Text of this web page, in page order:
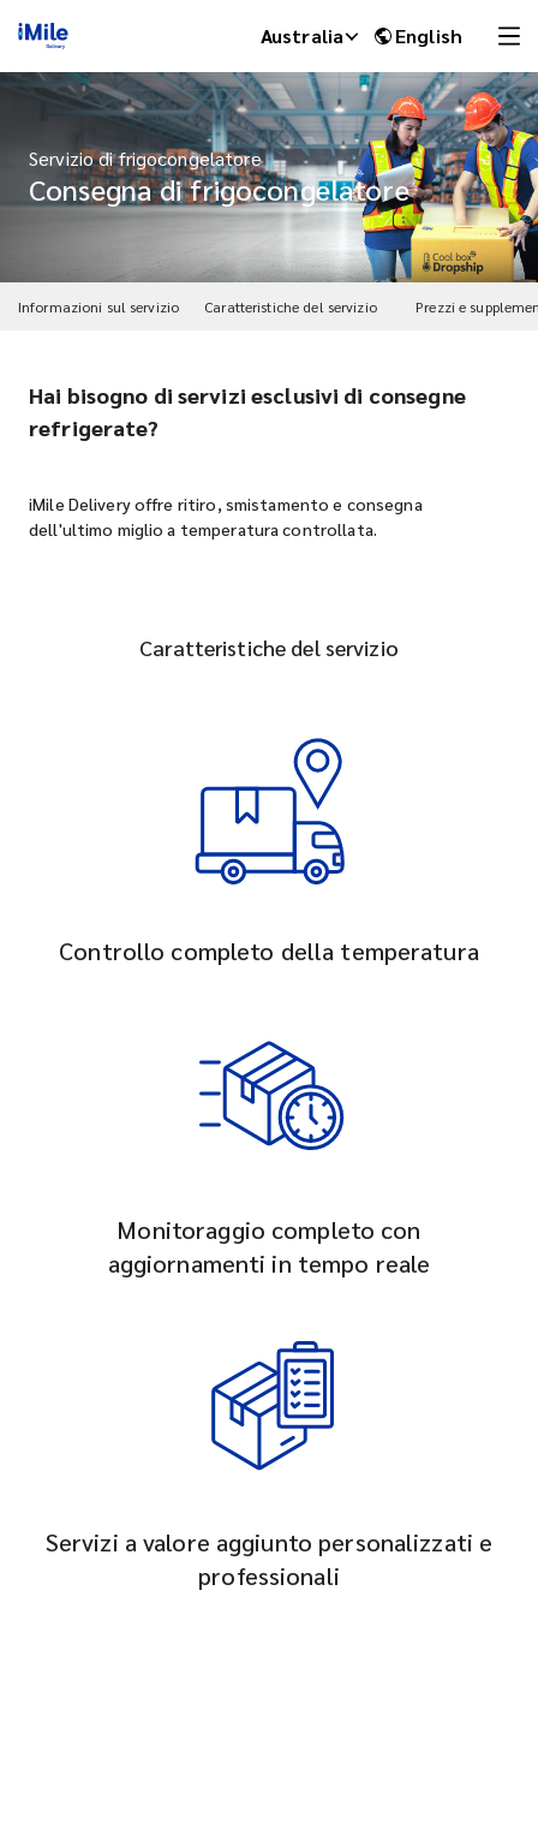
Australia English
Servizio di frigocongelatore
Consegna di frigocongelatore
Informazioni sul servizio Caratteristiche del servizio Prezzi e
Hai bisogno di servizi esclusivi di consegne
refrigerate?
iMile Delivery offre ritiro, smistamento e consegna
dell'ultimo miglio a temperatura controllata.
Caratteristiche del servizio
Controllo completo della temperatura
Monitoraggio completo con
aggiornamenti in tempo reale
Servizi a valore aggiunto personalizzati e
professionali
iMile Chat